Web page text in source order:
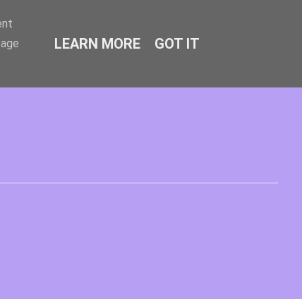
LEARN MORE GOT IT